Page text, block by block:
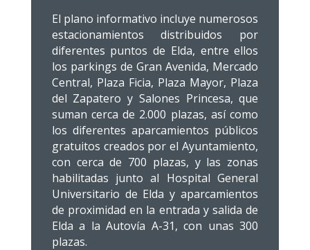
El plano informativo incluye numerosos
estacionamientos distribuidos por
diferentes puntos de Elda, entre ellos
los parkings de Gran Avenida, Mercado
Central, Plaza Ficia, Plaza Mayor, Plaza
del Zapatero y Salones Princesa, que
suman cerca de 2.000 plazas, así como
los diferentes aparcamientos públicos
gratuitos creados por el Ayuntamiento,
con cerca de 700 plazas, y las zonas
habilitadas junto al Hospital General
Universitario de Elda y aparcamientos
de proximidad en la entrada y salida de
Elda a la Autovía A-31, con unas 300
plazas.